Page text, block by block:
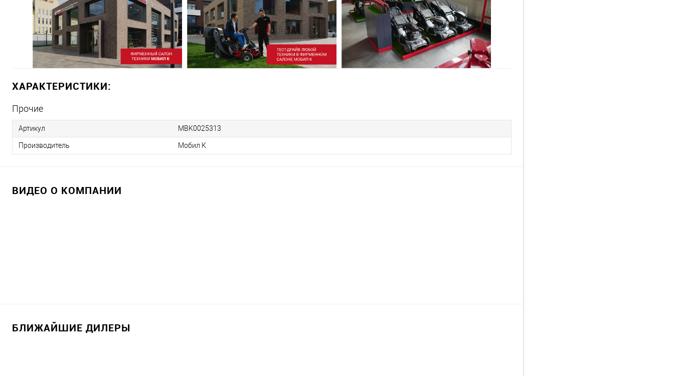
ХАРАКТЕРИСТИКИ:
Прочие
Артикул MBK0025313
Производитель Мобил К
ВИДЕО О КОМПАНИИ
БЛИЖАЙШИЕ ДИЛЕРЫ